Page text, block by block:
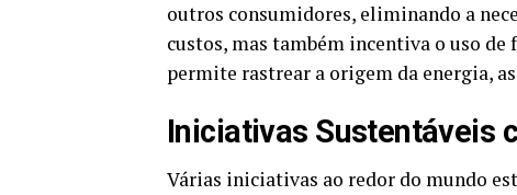
outros consumidores, eliminando a
custos, mas também incentiva o uso
permite rastrear a origem da energia,
Iniciativas Sustentáveis
Várias iniciativas ao redor do mundo